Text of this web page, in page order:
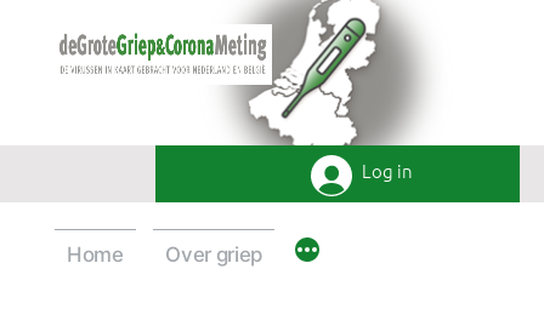
Log in
Home Over griep